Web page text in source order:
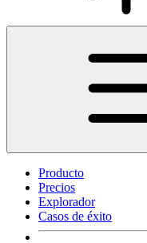
Producto
Precios
Explorador
Casos de éxito